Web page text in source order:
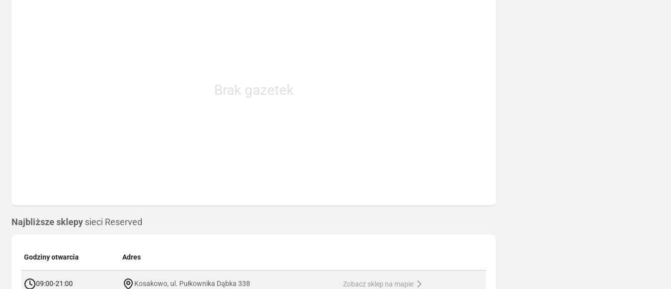
Brak gazetek
Najbliższe sklepy sieci Reserved
Godziny otwarcia Adres
09:00-21:00 Kosakowo, ul. Pułkownika Dąbka 338 Zobacz sklep na mapie